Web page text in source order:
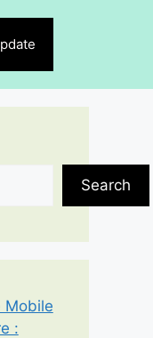
Search
Mobile
: